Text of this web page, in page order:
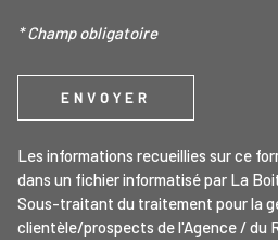
* Champ obligatoire
ENVOYER
Les informations recueillies sur ce
dans un fichier informatisé par La
Sous-traitant du traitement pour la
clientèle/prospects de l'Agence / du